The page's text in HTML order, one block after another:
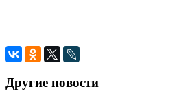
Другие новости